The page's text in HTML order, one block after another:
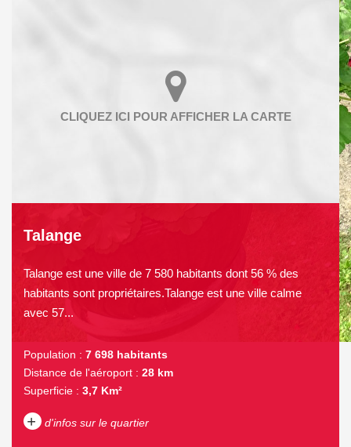
Talange
Talange est une ville de 7 580 habitants dont 56 % des
habitants sont propriétaires.Talange est une ville calme
avec 57...
Population : 7 698 habitants
Distance de l'aéroport : 28 km
Superficie : 3,7 Km²
+ d'infos sur le quartier